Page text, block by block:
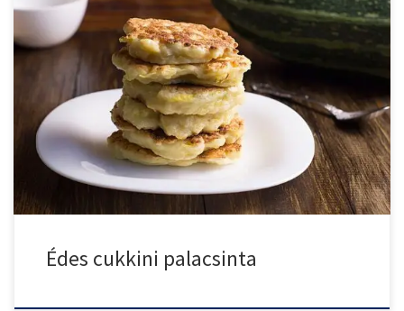
Az édes cukkini palacsinta elsőre fura ötletnek tűnhet, de ha […]
Édes cukkini palacsinta